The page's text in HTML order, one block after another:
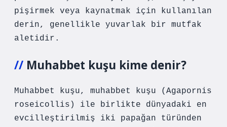
pişirmek veya kaynatmak için kullanılan
derin, genellikle yuvarlak bir mutfak
aletidir.
Muhabbet kuşu kime denir?
Muhabbet kuşu, muhabbet kuşu (Agapornis
roseicollis) ile birlikte dünyadaki en
evcilleştirilmiş iki papağan türünden